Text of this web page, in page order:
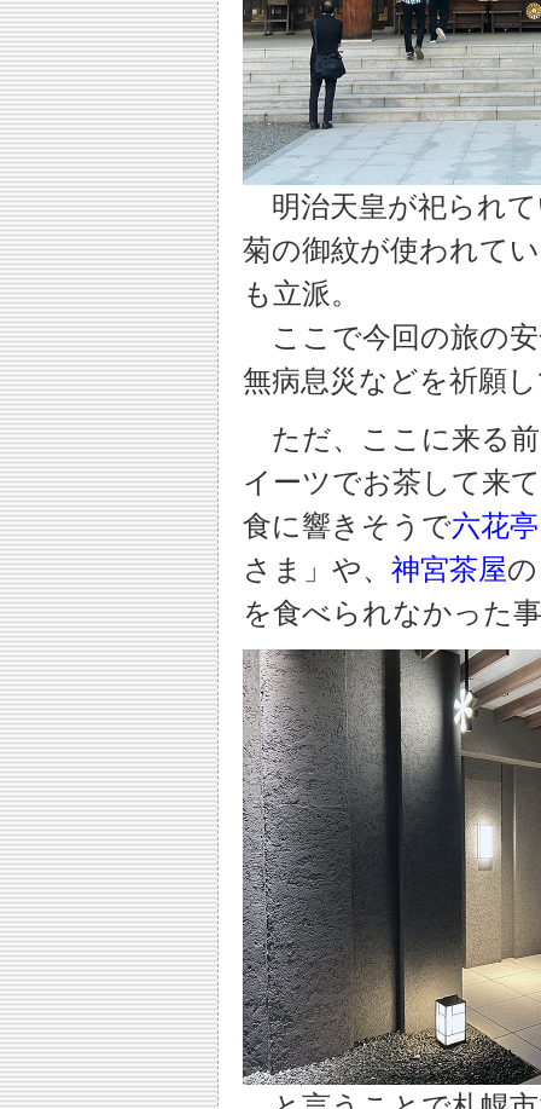
明治天皇が祀られ
菊の御紋が使われて
も立派。
ここで今回の旅の
無病息災などを祈願
ただ、ここに来る
イーツでお茶して来
食に響きそうで六花
さま」や、 神宮茶屋
を食べられなかった